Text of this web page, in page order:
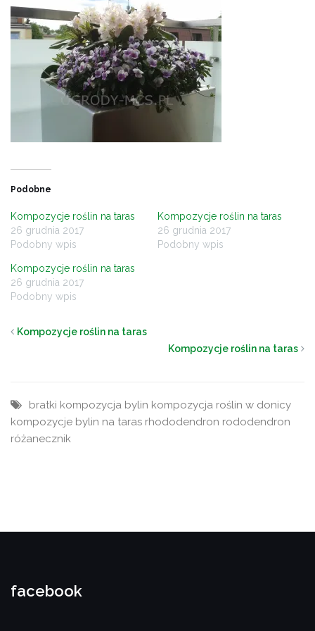
Podobne
Kompozycje roślin na taras
26 grudnia 2017
Podobny wpis
Kompozycje roślin na taras
26 grudnia 2017
Podobny wpis
Kompozycje roślin na taras
26 grudnia 2017
Podobny wpis
Kompozycje roślin na taras
Kompozycje roślin na taras
bratki kompozycja bylin kompozycja roślin w donicy
kompozycje bylin na taras rhododendron rododendron
różanecznik
facebook